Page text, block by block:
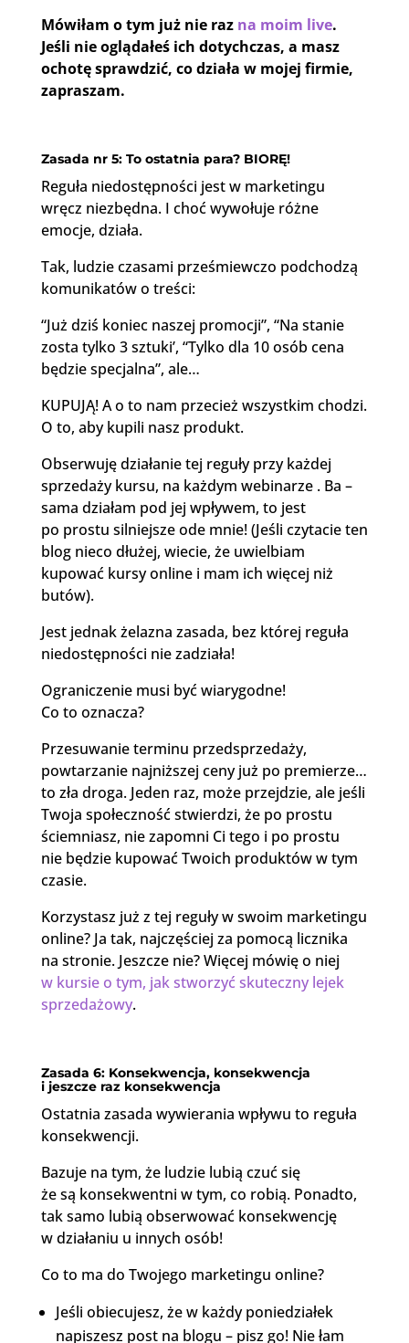
Mówiłam o tym już nie raz na moim live.
Jeśli nie oglądałeś ich dotychczas, a masz
ochotę sprawdzić, co działa w mojej firmie,
zapraszam.
Zasada nr 5: To ostatnia para? BIORĘ!
Reguła niedostępności jest w marketingu
wręcz niezbędna. I choć wywołuje różne
emocje, działa.
Tak, ludzie czasami prześmiewczo podchodzą
komunikatów o treści:
“Już dziś koniec naszej promocji”, “Na stanie
zosta tylko 3 sztuki’, “Tylko dla 10 osób cena
będzie specjalna”, ale…
KUPUJĄ! A o to nam przecież wszystkim chodzi.
O to, aby kupili nasz produkt.
Obserwuję działanie tej reguły przy każdej
sprzedaży kursu, na każdym webinarze . Ba –
sama działam pod jej wpływem, to jest
po prostu silniejsze ode mnie! (Jeśli czytacie ten
blog nieco dłużej, wiecie, że uwielbiam
kupować kursy online i mam ich więcej niż
butów).
Jest jednak żelazna zasada, bez której reguła
niedostępności nie zadziała!
Ograniczenie musi być wiarygodne!
Co to oznacza?
Przesuwanie terminu przedsprzedaży,
powtarzanie najniższej ceny już po premierze…
to zła droga. Jeden raz, może przejdzie, ale jeśli
Twoja społeczność stwierdzi, że po prostu
ściemniasz, nie zapomni Ci tego i po prostu
nie będzie kupować Twoich produktów w tym
czasie.
Korzystasz już z tej reguły w swoim marketingu
online? Ja tak, najczęściej za pomocą licznika
na stronie. Jeszcze nie? Więcej mówię o niej
w kursie o tym, jak stworzyć skuteczny lejek
sprzedażowy.
Zasada 6: Konsekwencja, konsekwencja
i jeszcze raz konsekwencja
Ostatnia zasada wywierania wpływu to reguła
konsekwencji.
Bazuje na tym, że ludzie lubią czuć się
że są konsekwentni w tym, co robią. Ponadto,
tak samo lubią obserwować konsekwencję
w działaniu u innych osób!
Co to ma do Twojego marketingu online?
Jeśli obiecujesz, że w każdy poniedziałek
napiszesz post na blogu – pisz go! Nie łam